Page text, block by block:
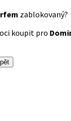
zablokovaný?
koupit pro